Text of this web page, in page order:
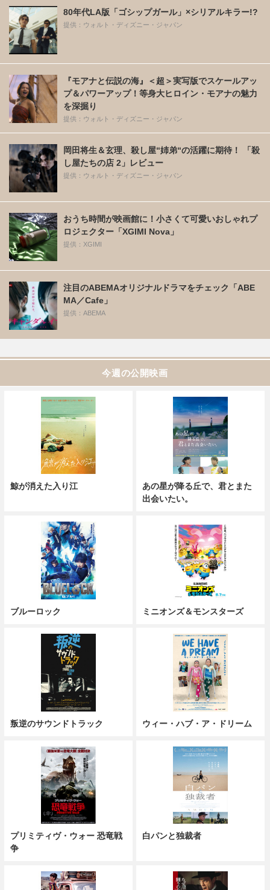
80年代LA版「ゴシップガール」×シリアルキラー!?
提供：ウォルト・ディズニー・ジャパン
『モアナと伝説の海』＜超＞実写版でスケールアッ
プ＆パワーアップ！等身大ヒロイン・モアナの魅力
を深掘り
提供：ウォルト・ディズニー・ジャパン
岡田将生＆玄理、殺し屋“姉弟“の活躍に期待！ 「殺
し屋たちの店 2」レビュー
提供：ウォルト・ディズニー・ジャパン
おうち時間が映画館に！小さくて可愛いおしゃれプ
ロジェクター「XGIMI Nova」
提供：XGIMI
注目のABEMAオリジナルドラマをチェック「ABE
MA／Cafe」
提供：ABEMA
今週の公開映画
鯨が消えた入り江
あの星が降る丘で、君とまた
出会いたい。
ブルーロック ミニオンズ＆モンスターズ
叛逆のサウンドトラック ウィー・ハブ・ア・ドリーム
プリミティヴ・ウォー 恐竜戦
争
白パンと独裁者